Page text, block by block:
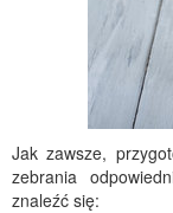
Jak zawsze,
zebrania
znaleźć się: